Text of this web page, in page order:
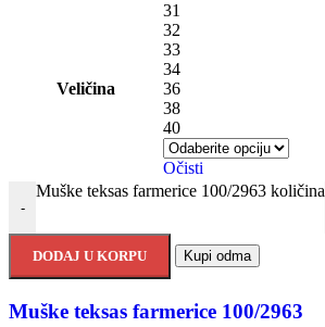
Veličina
31
32
33
34
36
38
40
Očisti
-
Muške teksas farmerice 100/2963 količina
DODAJ U KORPU Kupi odma
Muške teksas farmerice 100/2963